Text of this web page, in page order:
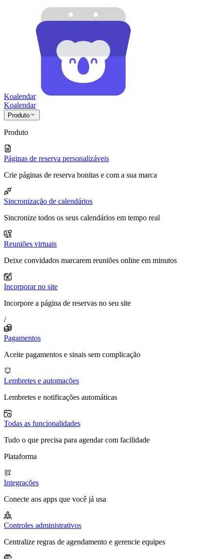
Koalendar
Koalendar
Produto
Produto
Páginas de reserva personalizáveis
Crie páginas de reserva bonitas e com a sua marca
Sincronização de calendários
Sincronize todos os seus calendários em tempo real
Reuniões virtuais
Deixe convidados marcarem reuniões online em minutos
Incorporar no site
Incorpore a página de reservas no seu site
/
Pagamentos
Aceite pagamentos e sinais sem complicação
Lembretes e automações
Lembretes e notificações automáticas
Todas as funcionalidades
Tudo o que precisa para agendar com facilidade
Plataforma
Integrações
Conecte aos apps que você já usa
Controles administrativos
Centralize regras de agendamento e gerencie equipes